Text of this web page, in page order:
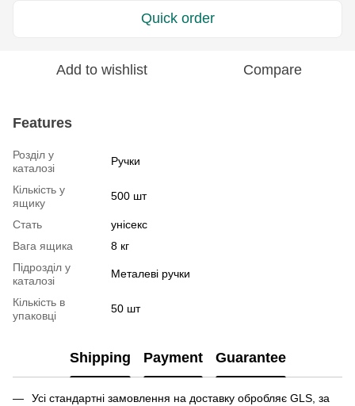
Quick order
Add to wishlist Compare
Features
Розділ у
каталозі
Ручки
Кількість у
ящику
500 шт
Стать
унісекс
Вага ящика
8 кг
Підрозділ у
каталозі
Металеві ручки
Кількість в
упаковці
50 шт
Shipping Payment Guarantee
Усі стандартні замовлення на доставку обробляє GLS, за